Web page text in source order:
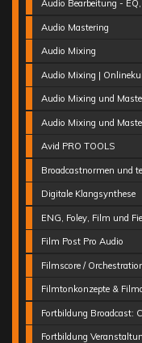
Audio Bearbeitung -
Audio Mastering
Audio Mixing
Audio Mixing |
Audio Mixing und
Audio Mixing und
Avid PRO TOOLS
Broadcastnormen und
Digitale Klangsynthese
ENG, Foley, Film und
Film Post Pro Audio
Filmscore /
Filmtonkonzepte &
Fortbildung Broadcast:
Fortbildung